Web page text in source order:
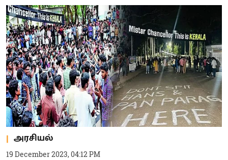
அரசியல்
19 December 2023, 04:12 PM